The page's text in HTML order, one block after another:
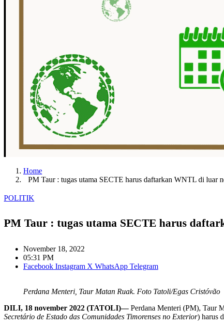
Home
PM Taur : tugas utama SECTE harus daftarkan WNTL di luar
POLITIK
PM Taur : tugas utama SECTE harus
November 18, 2022
05:31 PM
Facebook Instagram X WhatsApp Telegram
Perdana Menteri, Taur Matan Ruak. Foto Tatoli/Egas Cristóvão
DILI, 18 november 2022 (TATOLI)—Perdana Menteri (PM), Taur
Secretário de Estado das Comunidades Timorenses no Exterior) harus